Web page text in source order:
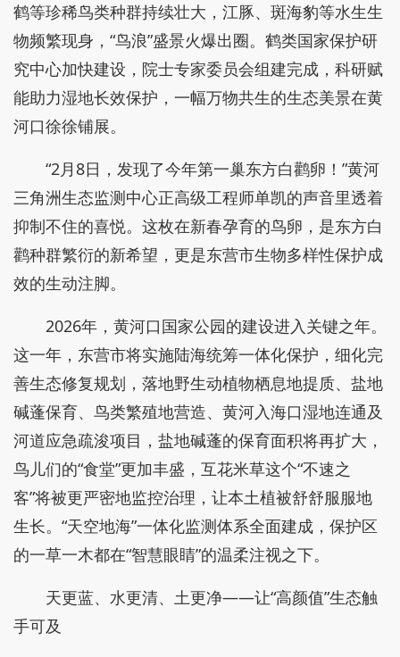
鹤等珍稀鸟类种群持续壮大，江豚、斑海豹等水生生
物频繁现身，“鸟浪”盛景火爆出圈。鹤类国家保护研
究中心加快建设，院士专家委员会组建完成，科研赋
能助力湿地长效保护，一幅万物共生的生态美景在黄
河口徐徐铺展。
“2月8日，发现了今年第一巢东方白鹳卵！”黄河
三角洲生态监测中心正高级工程师单凯的声音里透着
抑制不住的喜悦。这枚在新春孕育的鸟卵，是东方白
鹳种群繁衍的新希望，更是东营市生物多样性保护成
效的生动注脚。
2026年，黄河口国家公园的建设进入关键之年。
这一年，东营市将实施陆海统筹一体化保护，细化完
善生态修复规划，落地野生动植物栖息地提质、盐地
碱蓬保育、鸟类繁殖地营造、黄河入海口湿地连通及
河道应急疏浚项目，盐地碱蓬的保育面积将再扩大，
鸟儿们的“食堂”更加丰盛，互花米草这个“不速之
客”将被更严密地监控治理，让本土植被舒舒服服地
生长。“天空地海”一体化监测体系全面建成，保护区
的一草一木都在“智慧眼睛”的温柔注视之下。
天更蓝、水更清、土更净——让“高颜值”生态触
手可及